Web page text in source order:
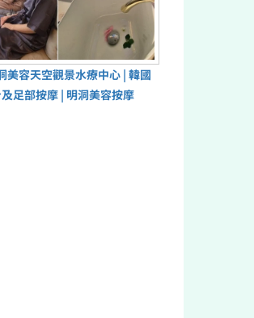
美容天空觀景水療中心 | 韓國
足部按摩 | 明洞美容按摩